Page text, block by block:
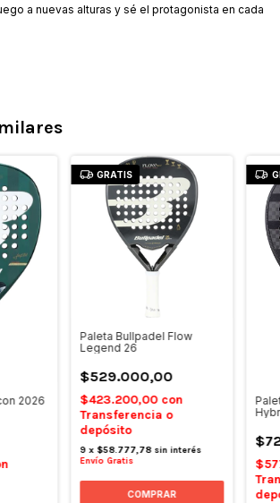
a nuevas alturas y sé el protagonista en cada
2026
GRATIS
Paleta Bullpadel Flow
Legend 26
$529.000,00
$423.200,00 con
Transferencia o
depósito
9 x$58.777,78 sin interés
Envío Gratis